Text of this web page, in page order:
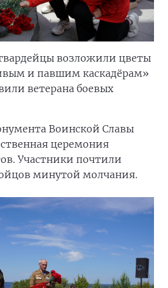
возложили цветы
и павшим каскадёрам»
ветерана боевых
Воинской Славы
церемония
Участники почтили
минутой молчания.